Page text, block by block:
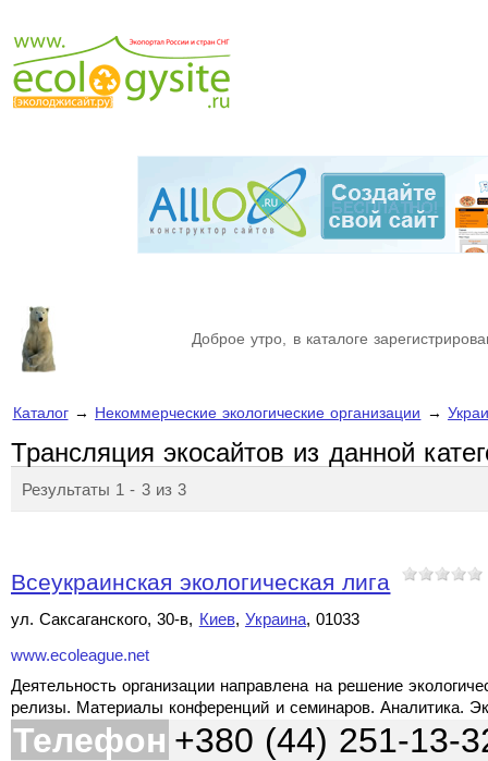
Доброе утро, в каталоге
Каталог→ Некоммерческие экологические организации →
Трансляция экосайтов из данной
Результаты 1 - 3 из 3
Всеукраинская экологическая лига
ул. Саксаганского, 30-в, Киев, Украина, 01033
www.ecoleague.net
Деятельность организации направлена на решение
релизы. Материалы конференций и семинаров. Аналитика.
Телефон +380 (44) 251-13-